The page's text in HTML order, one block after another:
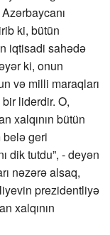
ki, bütün
iqtisadi sahədə
ki, onun
və milli maraqları
liderdir. O,
xalqının bütün
belə geri
dik tutdu”, - deyən
nəzərə alsaq,
prezidentliyə
xalqının